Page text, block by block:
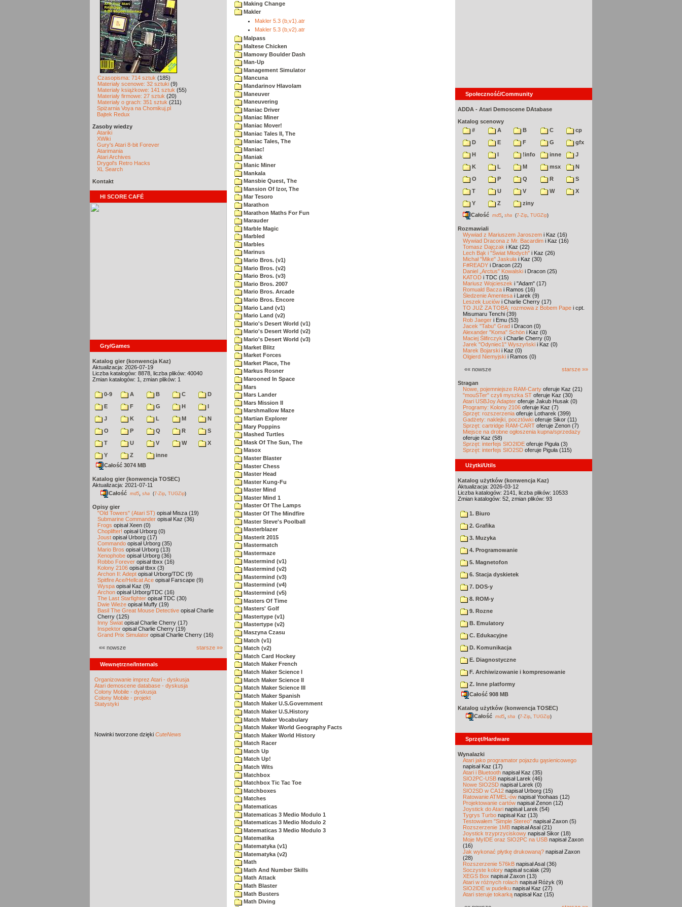
Czasopisma: 714 sztuk (185)
Materiały scenowe: 32 sztuki (9)
Materiały książkowe: 141 sztuk (55)
Materiały firmowe: 27 sztuk (20)
Materiały o grach: 351 sztuk (211)
Spiżarnia Voya na Chomikuj.pl
Bajtek Redux
Zasoby wiedzy
Atariki
XWiki
Gury's Atari 8-bit Forever
Atarimania
Atari Archives
Drygol's Retro Hacks
XL Search
Kontakt
HI SCORE CAFÉ
Gry/Games
Katalog gier (konwencja Kaz)
Aktualizacja: 2026-07-19
Liczba katalogów: 8878, liczba plików: 40040
Zmian katalogów: 1, zmian plików: 1
0-9 A B C
D
E
F G H
I
J
K L M
N
O
P Q R
S
T
U V W
X
Y
Z
inne
Całość 3074 MB
Katalog gier (konwencja TOSEC)
Aktualizacja: 2021-07-11
Całość md5 sha (7-Zip TUGZip)
Opisy gier
"Old Towers" (Atari ST) opisał Misza (19)
Submarine Commander opisał Kaz (36)
Frogs opisał Xeen (0)
Choplifter! opisał Urborg (0)
Joust opisał Urborg (17)
Commando opisał Urborg (35)
Mario Bros opisał Urborg (13)
Xenophobe opisał Urborg (36)
Robbo Forever opisał tbxx (16)
Kolony 2106 opisał tbxx (3)
Archon II: Adept opisał Urborg/TDC (9)
Spitfire Ace/Hellcat Ace opisał Farscape (9)
Wyspa opisał Kaz (9)
Archon opisał Urborg/TDC (16)
The Last Starfighter opisał TDC (30)
Dwie Wieże opisał Muffy (19)
Basil The Great Mouse Detective opisał Charlie
Cherry (125)
Inny Świat opisał Charlie Cherry (17)
Inspektor opisał Charlie Cherry (19)
Grand Prix Simulator opisał Charlie Cherry (16)
«« nowsze starsze »»
Wewnętrzne/Internals
Organizowanie imprez Atari - dyskusja
Atari demoscene database - dyskusja
Colony Mobile - dyskusja
Colony Mobile - projekt
Statystyki
Nowinki tworzone dzięki CuteNews
Making Change
Makler
Makler 5.3 (b,v1).atr
Makler 5.3 (b,v2).atr
Malpass
Maltese Chicken
Mamowy Boulder Dash
Man-Up
Management Simulator
Mancuna
Mandarinov Hlavolam
Maneuver
Maneuvering
Maniac Driver
Maniac Miner
Maniac Mover!
Maniac Tales II, The
Maniac Tales, The
Maniac!
Maniak
Manic Miner
Mankala
Mansbie Quest, The
Mansion Of Izor, The
Mar Tesoro
Marathon
Marathon Maths For Fun
Marauder
Marble Magic
Marbled
Marbles
Marinus
Mario Bros. (v1)
Mario Bros. (v2)
Mario Bros. (v3)
Mario Bros. 2007
Mario Bros. Arcade
Mario Bros. Encore
Mario Land (v1)
Mario Land (v2)
Mario's Desert World (v1)
Mario's Desert World (v2)
Mario's Desert World (v3)
Market Blitz
Market Forces
Market Place, The
Markus Rosner
Marooned In Space
Mars
Mars Lander
Mars Mission II
Marshmallow Maze
Martian Explorer
Mary Poppins
Mashed Turtles
Mask Of The Sun, The
Masox
Master Blaster
Master Chess
Master Head
Master Kung-Fu
Master Mind
Master Mind 1
Master Of The Lamps
Master Of The Mindfire
Master Steve's Poolball
Masterblazer
Masterit 2015
Mastermatch
Mastermaze
Mastermind (v1)
Mastermind (v2)
Mastermind (v3)
Mastermind (v4)
Mastermind (v5)
Masters Of Time
Masters' Golf
Mastertype (v1)
Mastertype (v2)
Maszyna Czasu
Match (v1)
Match (v2)
Match Card Hockey
Match Maker French
Match Maker Science I
Match Maker Science II
Match Maker Science III
Match Maker Spanish
Match Maker U.S.Government
Match Maker U.S.History
Match Maker Vocabulary
Match Maker World Geography Facts
Match Maker World History
Match Racer
Match Up
Match Up!
Match Wits
Matchbox
Matchbox Tic Tac Toe
Matchboxes
Matches
Matematicas
Matematicas 3 Medio Modulo 1
Matematicas 3 Medio Modulo 2
Matematicas 3 Medio Modulo 3
Matematika
Matematyka (v1)
Matematyka (v2)
Math
Math And Number Skills
Math Attack
Math Blaster
Math Busters
Math Diving
Społeczność/Community
ADDA - Atari Demoscene DAtabase
Katalog scenowy
#
A B C
cp
D
E F G
gfx
H
I !info inne
J
K
L M msx
N
O
P Q R
S
T
U V W
X
Y
Z
ziny
Całość md5 sha (7-Zip TUGZip)
Rozmawiali
Wywiad z Mariuszem Jaroszem i Kaz (16)
Wywiad Dracona z Mr. Bacardim i Kaz (16)
Tomasz Dajczak i Kaz (22)
Lech Bąk i "Świat Młodych" i Kaz (26)
Michał "Mike" Jaskuła i Kaz (30)
F#READY i Dracon (22)
Daniel „Arctus” Kowalski i Dracon (25)
KATOD i TDC (15)
Mariusz Wojcieszek i "Adam" (17)
Romuald Bacza i Ramos (16)
Śledzenie Amentesa i Larek (9)
Leszek Łuciów i Charlie Cherry (17)
TO JUŻ ZA TOBĄ: rozmowa z Bobem Pape i cpt.
Misumaru Tenchi (39)
Rob Jaeger i Emu (53)
Jacek "Tabu" Grad i Dracon (0)
Alexander "Koma" Schön i Kaz (0)
Maciej Ślifirczyk i Charlie Cherry (0)
Jarek "Odyniec1" Wyszyński i Kaz (0)
Marek Bojarski i Kaz (0)
Olgierd Niemyjski i Ramos (0)
«« nowsze starsze »»
Stragan
Nowe, pojemniejsze RAM-Carty oferuje Kaz (21)
"mouSTer" czyli myszka ST oferuje Kaz (30)
Atari USBJoy Adapter oferuje Jakub Husak (0)
Programy: Kolony 2106 oferuje Kaz (7)
Sprzęt: rozszerzenia oferuje Lotharek (399)
Gadżety: naklejki, pocztówki oferuje Sikor (11)
Sprzęt: cartridge RAM-CART oferuje Zenon (7)
Miejsce na drobne ogłoszenia kupna/sprzedaży
oferuje Kaz (58)
Sprzęt: interfejs SIO2IDE oferuje Piguła (3)
Sprzęt: interfejs SIO2SD oferuje Piguła (115)
Użytki/Utils
Katalog użytków (konwencja Kaz)
Aktualizacja: 2026-03-12
Liczba katalogów: 2141, liczba plików: 10533
Zmian katalogów: 52, zmian plików: 93
1. Biuro
2. Grafika
3. Muzyka
4. Programowanie
5. Magnetofon
6. Stacja dyskietek
7. DOS-y
8. ROM-y
9. Rozne
B. Emulatory
C. Edukacyjne
D. Komunikacja
E. Diagnostyczne
F. Archiwizowanie i kompresowanie
Z. Inne platformy
Całość 908 MB
Katalog użytków (konwencja TOSEC)
Całość md5 sha (7-Zip TUGZip)
Sprzęt/Hardware
Wynalazki
Atari jako programator pojazdu gąsienicowego
napisał Kaz (17)
Atari i Bluetooth napisał Kaz (35)
SIO2PC-USB napisał Larek (46)
Nowe SIO2SD napisał Larek (0)
SIO2SD w CA12 napisał Urborg (15)
Ratowanie ATMEL-ów napisał Yoohaas (12)
Projektowanie cartów napisał Zenon (12)
Joystick do Atari napisał Larek (54)
Tygrys Turbo napisał Kaz (13)
Testowałem "Simple Stereo" napisał Zaxon (5)
Rozszerzenie 1MB napisał Asal (21)
Joystick trzyprzyciskowy napisał Sikor (18)
Moje MyIDE oraz SIO2PC na USB napisał Zaxon
(16)
Jak wykonać płytkę drukowaną? napisał Zaxon
(28)
Rozszerzenie 576kB napisał Asal (36)
Soczyste kolory napisał scalak (29)
XEGS Box napisał Zaxon (13)
Atari w różnych rolach napisał Różyk (9)
SIO2IDE w pudełku napisał Kaz (27)
Atari steruje tokarką napisał Kaz (15)